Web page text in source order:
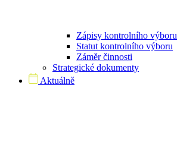
Zápisy kontrolního výboru
Statut kontrolního výboru
Záměr činnosti
Strategické dokumenty
Aktuálně